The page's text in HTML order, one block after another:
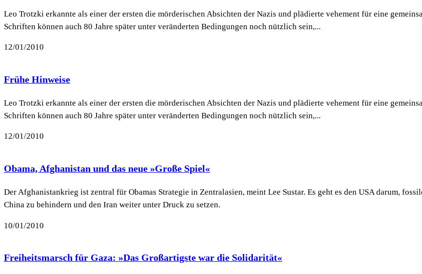
Leo Trotzki erkannte als einer der ersten die mörderischen Absichten der Nazis und plädierte vehement für eine
Schriften können auch 80 Jahre später unter veränderten Bedingungen noch nützlich sein,...
12/01/2010
Frühe Hinweise
Leo Trotzki erkannte als einer der ersten die mörderischen Absichten der Nazis und plädierte vehement für eine
Schriften können auch 80 Jahre später unter veränderten Bedingungen noch nützlich sein,...
12/01/2010
Obama, Afghanistan und das neue »Große Spiel«
Der Afghanistankrieg ist zentral für Obamas Strategie in Zentralasien, meint Lee Sustar. Es geht es den USA darum,
China zu behindern und den Iran weiter unter Druck zu setzen.
10/01/2010
Freiheitsmarsch für Gaza: »Das Großartigste war die Solidarität«